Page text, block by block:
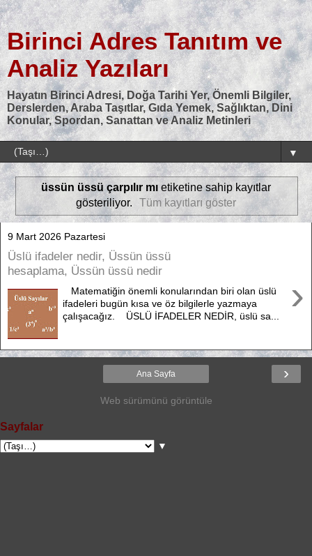
Birinci Adres Tanıtım ve
Analiz Yazıları
Hayatın Birinci Adresi, Doğa Tarihi Yer, Önemli Bilgiler,
Derslerden, Araba Taşıtlar, Gıda Yemek, Sağlıktan, Dini
Konular, Spordan, Sanattan ve Analiz Metinleri
▼
üssün üssü çarpılır mı etiketine sahip kayıtlar
gösteriliyor.
Tüm kayıtları göster
9 Mart 2026 Pazartesi
Üslü ifadeler nedir, Üssün üssü
hesaplama, Üssün üssü nedir
›
Matematiğin önemli konularından biri olan üslü
ifadeleri bugün kısa ve öz bilgilerle yazmaya
çalışacağız. ÜSLÜ İFADELER NEDİR, üslü sa...
›
Ana Sayfa
Web sürümünü görüntüle
Sayfalar
▼